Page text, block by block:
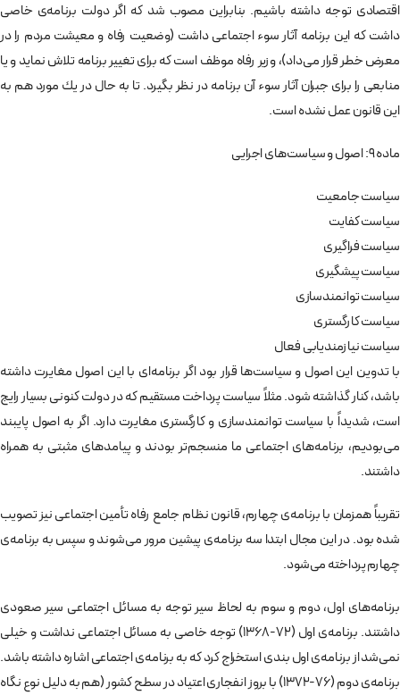
اقتصادی توجه داشته باشيم. بنابراين مصوب شد كه اگر دولت برنامه‌ی خاصی
داشت كه اين برنامه آثار سوء اجتماعی داشت (وضعيت رفاه و معيشت مردم را در
معرض خطر قرار می‌داد)، وزير رفاه موظف است كه برای تغيير برنامه تلاش نمايد و يا
منابعی را برای جبران آثار سوء آن برنامه در نظر بگيرد. تا به حال در يك مورد هم به
اين قانون عمل نشده است.
ماده 9: اصول و سياست‌های اجرايی
سياست جامعيت
سياست كفايت
سياست فراگيری
سياست پيشگيری
سياست توانمندسازی
سياست كارگستری
سياست نيازمنديابی فعال
با تدوين اين اصول و سياست‌ها قرار بود اگر برنامه‌ای با اين اصول مغايرت داشته
باشد، كنار گذاشته شود. مثلاً سياست پرداخت مستقيم كه در دولت كنونی بسيار رايج
است، شديداً با سياست توانمندسازی و كارگستری مغايرت دارد. اگر به اصول پايبند
می‌بوديم، برنامه‌های اجتماعی ما منسجم‌تر بودند و پيامدهای مثبتی به همراه
داشتند.
تقريباً همزمان با برنامه‌ی چهارم، قانون نظام جامع رفاه تأمين اجتماعی نيز تصويب
شده بود. در اين مجال ابتدا سه برنامه‌ی پيشين مرور می‌شوند و سپس به برنامه‌ی
چهارم پرداخته می‌شود.
برنامه‌های اول، دوم و سوم به لحاظ سير توجه به مسائل اجتماعی سير صعودی
داشتند. برنامه‌ی اول (72-1368) توجه خاصی به مسائل اجتماعی نداشت و خيلی
نمی‌شد از برنامه‌ی اول بندی استخراج كرد كه به برنامه‌ی اجتماعی اشاره داشته باشد.
برنامه‌ی دوم (76-1372) با بروز انفجاری اعتياد در سطح كشور (هم به دليل نوع نگاه